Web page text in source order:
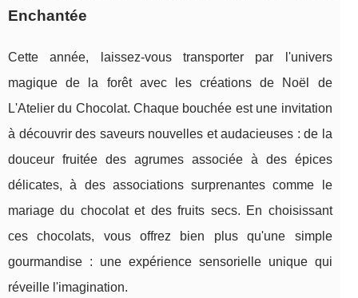
Enchantée
Cette année, laissez-vous transporter par l'univers
magique de la forêt avec les créations de Noël de
L'Atelier du Chocolat. Chaque bouchée est une invitation
à découvrir des saveurs nouvelles et audacieuses : de la
douceur fruitée des agrumes associée à des épices
délicates, à des associations surprenantes comme le
mariage du chocolat et des fruits secs. En choisissant
ces chocolats, vous offrez bien plus qu'une simple
gourmandise : une expérience sensorielle unique qui
réveille l'imagination.